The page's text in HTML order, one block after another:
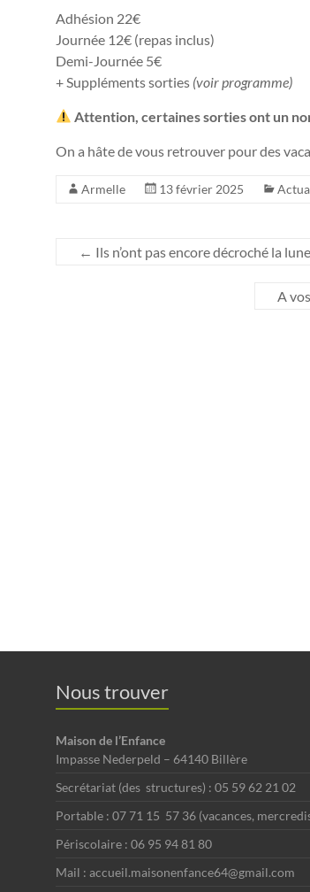
Adhésion 22€
Journée 12€ (repas inclus)
Demi-Journée 5€
+ Suppléments sorties (voir programme)
Attention, certaines sorties ont un
On a hâte de vous retrouver pour des
Armelle 13 février 2025
← Ils n’ont pas encore décroché la lune
A
Nous trouver
Maison de l’Enfance
Impasse Nederpeld – 64140 Billère
Secrétariat (des structures) : 05 59 62 21 02
Portable : 07 71 15 57 36 (vacances,
Périscolaire : 06 95 94 81 80
Mail : accueil.maisonenfance64@gmail.com